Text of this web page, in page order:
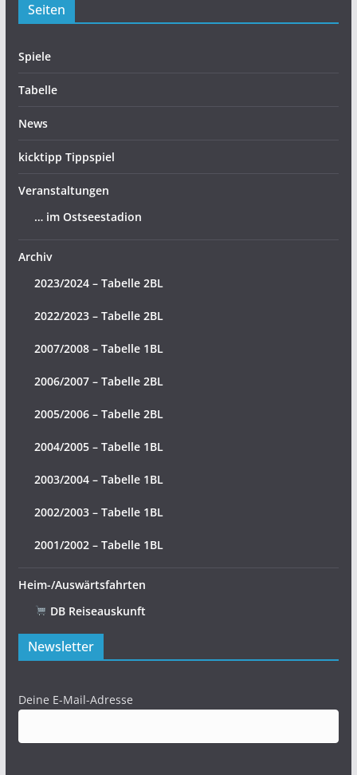
Seiten
Spiele
Tabelle
News
kicktipp Tippspiel
Veranstaltungen
… im Ostseestadion
Archiv
2023/2024 – Tabelle 2BL
2022/2023 – Tabelle 2BL
2007/2008 – Tabelle 1BL
2006/2007 – Tabelle 2BL
2005/2006 – Tabelle 2BL
2004/2005 – Tabelle 1BL
2003/2004 – Tabelle 1BL
2002/2003 – Tabelle 1BL
2001/2002 – Tabelle 1BL
Heim-/Auswärtsfahrten
DB Reiseauskunft
Newsletter
Deine E-Mail-Adresse